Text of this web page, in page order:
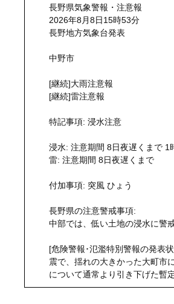
長野県気象警報・注意報
2026年8月8日15時53分
長野地方気象台発表
中野市
[継続]大雨注意報
[継続]雷注意報
特記事項: 浸水注意
浸水: 注意期間 8日夜遅くまで 1
雷: 注意期間 8日夜遅くまで
付加事項: 突風 ひょう
長野県の注意警戒事項:
中部では、低い土地の浸水に警
[危険警報･氾濫特別警報の発表
震で、揺れの大きかった大町市
について通常より引き下げた暫